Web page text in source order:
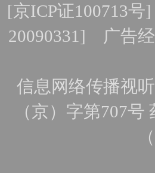
[京ICP证100713号
20090331] 广告经
信息网络传播视
（京）字第707号